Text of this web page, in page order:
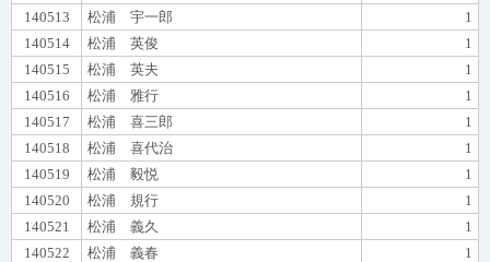
140513
松浦 宇一郎
1
140514
松浦 英俊
1
140515
松浦 英夫
1
140516
松浦 雅行
1
140517
松浦 喜三郎
1
140518
松浦 喜代治
1
140519
松浦 毅悦
1
140520
松浦 規行
1
140521
松浦 義久
1
140522
松浦 義春
1